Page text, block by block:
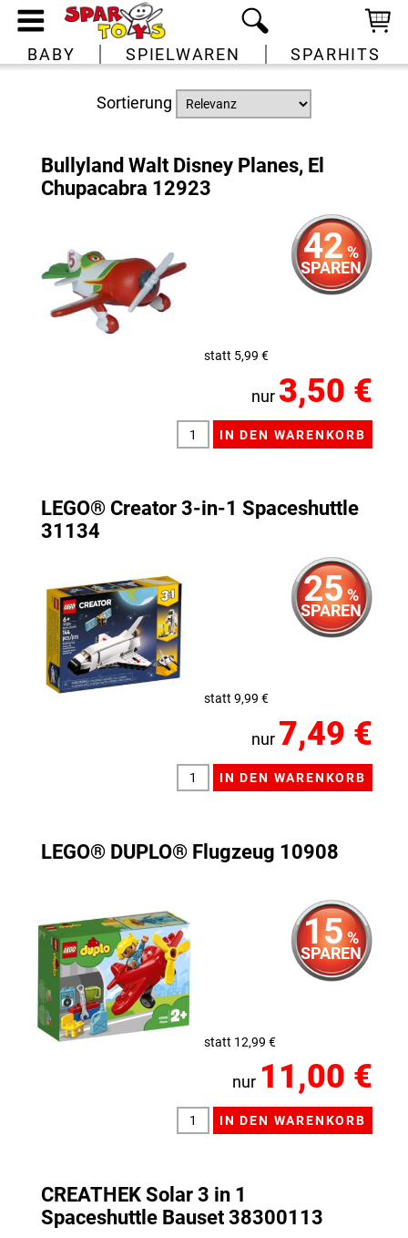
BABY SPIELWAREN SPARHITS
Sortierung
Bullyland Walt Disney Planes, El
Chupacabra 12923
42 %
SPAREN
statt 5,99 €
nur3,50 €
LEGO® Creator 3-in-1 Spaceshuttle
31134
25 %
SPAREN
statt 9,99 €
nur 7,49 €
LEGO® DUPLO® Flugzeug 10908
15 %
SPAREN
statt 12,99 €
nur 11,00 €
CREATHEK Solar 3 in 1
Spaceshuttle Bauset 38300113